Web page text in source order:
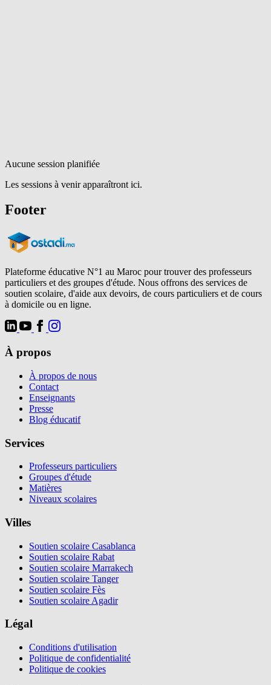
Aucune session planifiée
Les sessions à venir apparaîtront ici.
Footer
Plateforme éducative N°1 au Maroc pour trouver des professeurs
particuliers et des groupes d'étude. Nous offrons des services de
soutien scolaire, d'aide aux devoirs, de cours particuliers et de cours
à domicile ou en ligne.
À propos
À propos de nous
Contact
Enseignants
Presse
Blog éducatif
Services
Professeurs particuliers
Groupes d'étude
Matières
Niveaux scolaires
Villes
Soutien scolaire Casablanca
Soutien scolaire Rabat
Soutien scolaire Marrakech
Soutien scolaire Tanger
Soutien scolaire Fès
Soutien scolaire Agadir
Légal
Conditions d'utilisation
Politique de confidentialité
Politique de cookies